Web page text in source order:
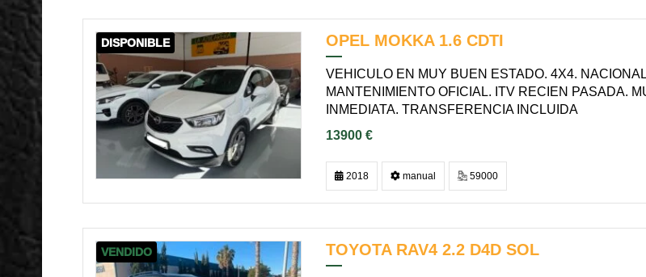
DISPONIBLE OPEL MOKKA 1.6 CDTI
VEHICULO EN MUY BUEN ESTADO. 4X4.
MANTENIMIENTO OFICIAL. ITV RECIEN PASADA.
INMEDIATA. TRANSFERENCIA INCLUIDA
13900 €
2018 manual 59000
VENDIDO TOYOTA RAV4 2.2 D4D SOL